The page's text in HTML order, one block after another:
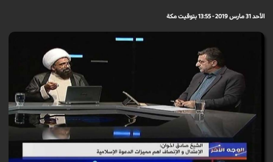
الأحد 31 مارس 2019 - 13:55 بتوقيت مكة